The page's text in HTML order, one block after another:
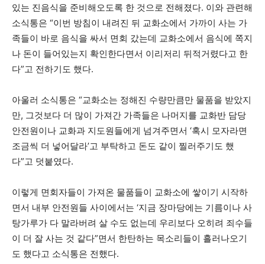
있는 진음식을 준비해오도록 한 것으로 전해졌다. 이와 관련해
소식통은 “이번 방침이 내려진 뒤 교화소에서 가까이 사는 가
족들이 바로 음식을 싸서 면회 갔는데 교화소에서 음식에 쪽지
나 돈이 들어있는지 확인한다면서 이리저리 뒤적거렸다고 한
다”고 전하기도 했다.
아울러 소식통은 “교화소는 정해진 수량만큼만 물품을 받았지
만, 그것보다 더 많이 가져간 가족들은 나머지를 교화반 담당
안전원이나 교화과 지도원들에게 넘겨주면서 ‘혹시 모자라면
조금씩 더 넣어달라’고 부탁하고 돈도 같이 찔러주기도 했
다”고 덧붙였다.
이렇게 면회자들이 가져온 물품들이 교화소에 쌓이기 시작하
면서 내부 안전원들 사이에서는 ‘지금 장마당에는 기름이나 사
탕가루가 다 말라버려 살 수도 없는데 우리보다 오히려 죄수들
이 더 잘 사는 것 같다”면서 한탄하는 목소리들이 흘러나오기
도 했다고 소식통은 전했다.